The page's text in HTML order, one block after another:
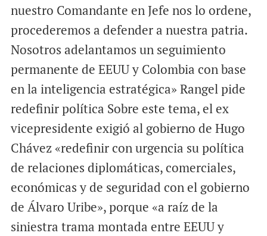
nuestro Comandante en Jefe nos lo ordene,
procederemos a defender a nuestra patria.
Nosotros adelantamos un seguimiento
permanente de EEUU y Colombia con base
en la inteligencia estratégica» Rangel pide
redefinir política Sobre este tema, el ex
vicepresidente exigió al gobierno de Hugo
Chávez «redefinir con urgencia su política
de relaciones diplomáticas, comerciales,
económicas y de seguridad con el gobierno
de Álvaro Uribe», porque «a raíz de la
siniestra trama montada entre EEUU y